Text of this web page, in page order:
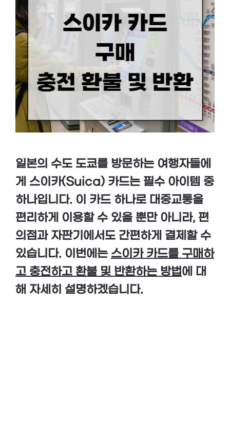
일본의 수도 도쿄를 방문하는 여행자들에
게 스이카(Suica) 카드는 필수 아이템 중
하나입니다. 이 카드 하나로 대중교통을
편리하게 이용할 수 있을 뿐만 아니라, 편
의점과 자판기에서도 간편하게 결제할 수
있습니다. 이번에는 스이카 카드를 구매하
고 충전하고 환불 및 반환하는 방법에 대
해 자세히 설명하겠습니다.